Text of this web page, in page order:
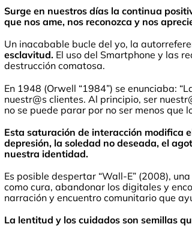
Surge en nuestros días la continua
que nos ame, nos reconozca y nos
Un inacabable bucle del yo, la
esclavitud. El uso del Smartphone y las
destrucción comatosa.
En 1948 (Orwell “1984”) se enunciaba:
nuestr@s clientes. Al principio, ser
no se puede parar por no ser menos que
Esta saturación de interacción modifica
depresión, la soledad no deseada, el
nuestra identidad.
Es posible despertar “Wall-E” (2008),
como cura, abandonar los digitales y
narración y encuentro comunitario que
La lentitud y los cuidados son semillas